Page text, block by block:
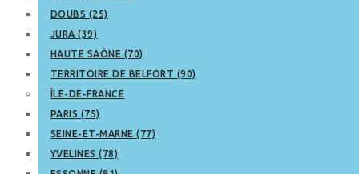
DOUBS (25)
JURA (39)
HAUTE SAÔNE (70)
TERRITOIRE DE BELFORT (90)
ÎLE-DE-FRANCE
PARIS (75)
SEINE-ET-MARNE (77)
YVELINES (78)